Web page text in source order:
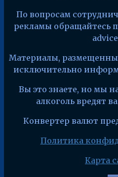
По вопросам
рекламы обращайтесь
Материалы,
исключительно
Вы это знаете, но мы
алкоголь вредят
Конвертер валют
Политика
Карта